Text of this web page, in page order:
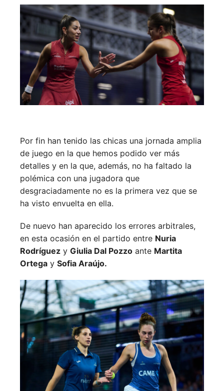
Por fin han tenido las chicas una jornada amplia
de juego en la que hemos podido ver más
detalles y en la que, además, no ha faltado la
polémica con una jugadora que
desgraciadamente no es la primera vez que se
ha visto envuelta en ella.
De nuevo han aparecido los errores arbitrales,
en esta ocasión en el partido entre Nuria
Rodríguez y Giulia Dal Pozzo ante Martita
Ortega y Sofia Araújo.